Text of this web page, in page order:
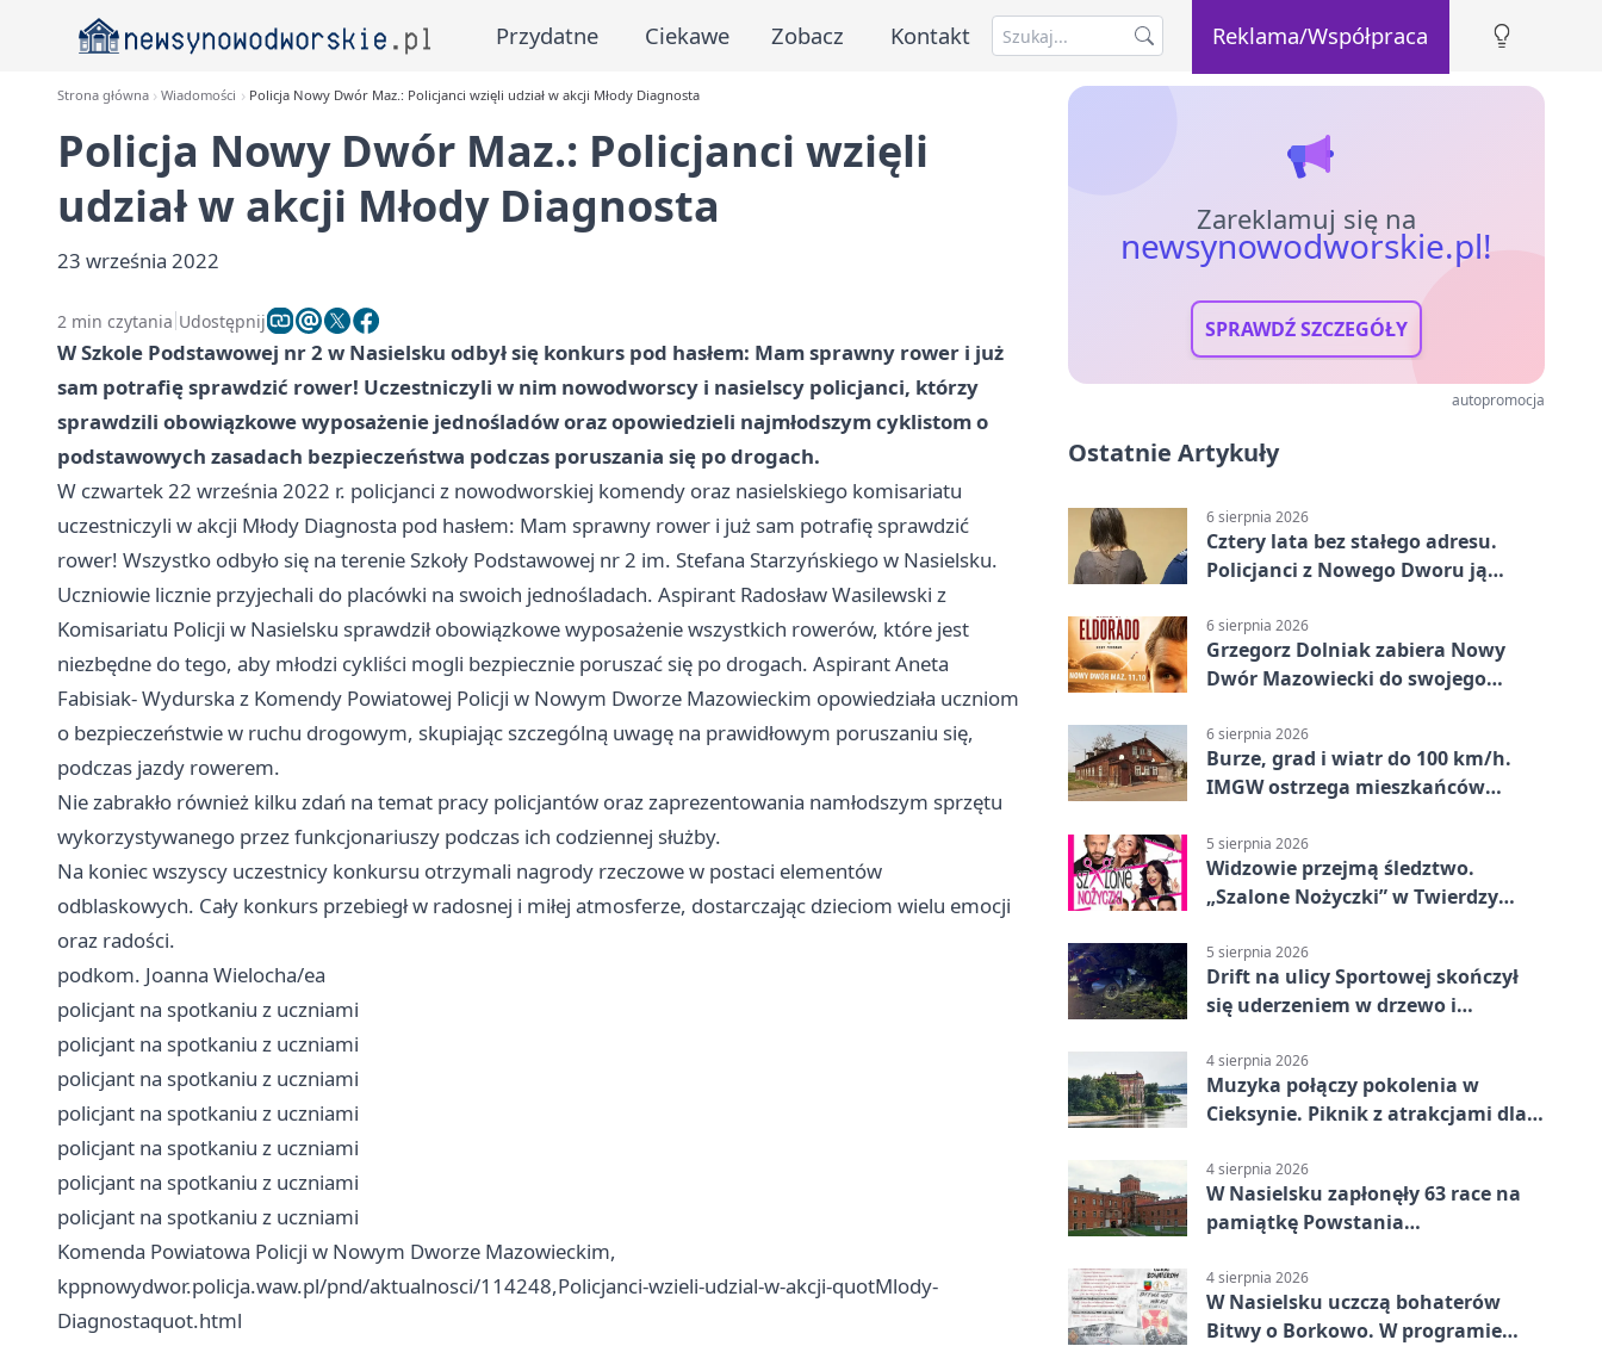
Przydatne Ciekawe Zobacz Kontakt Reklama/Współpraca
Strona główna Wiadomości Policja Nowy Dwór Maz.: Policjanci wzięli udział w akcji Młody Diagnosta
Policja Nowy Dwór Maz.: Policjanci wzięli
udział w akcji Młody Diagnosta
23 września 2022
2 min czytania Udostępnij
W Szkole Podstawowej nr 2 w Nasielsku odbył się konkurs pod hasłem: Mam sprawny rower i już
sam potrafię sprawdzić rower! Uczestniczyli w nim nowodworscy i nasielscy policjanci, którzy
sprawdzili obowiązkowe wyposażenie jednośladów oraz opowiedzieli najmłodszym cyklistom o
podstawowych zasadach bezpieczeństwa podczas poruszania się po drogach.
W czwartek 22 września 2022 r. policjanci z nowodworskiej komendy oraz nasielskiego komisariatu
uczestniczyli w akcji Młody Diagnosta pod hasłem: Mam sprawny rower i już sam potrafię sprawdzić
rower! Wszystko odbyło się na terenie Szkoły Podstawowej nr 2 im. Stefana Starzyńskiego w Nasielsku.
Uczniowie licznie przyjechali do placówki na swoich jednośladach. Aspirant Radosław Wasilewski z
Komisariatu Policji w Nasielsku sprawdził obowiązkowe wyposażenie wszystkich rowerów, które jest
niezbędne do tego, aby młodzi cykliści mogli bezpiecznie poruszać się po drogach. Aspirant Aneta
Fabisiak- Wydurska z Komendy Powiatowej Policji w Nowym Dworze Mazowieckim opowiedziała uczniom
o bezpieczeństwie w ruchu drogowym, skupiając szczególną uwagę na prawidłowym poruszaniu się,
podczas jazdy rowerem.
Nie zabrakło również kilku zdań na temat pracy policjantów oraz zaprezentowania namłodszym sprzętu
wykorzystywanego przez funkcjonariuszy podczas ich codziennej służby.
Na koniec wszyscy uczestnicy konkursu otrzymali nagrody rzeczowe w postaci elementów
odblaskowych. Cały konkurs przebiegł w radosnej i miłej atmosferze, dostarczając dzieciom wielu emocji
oraz radości.
podkom. Joanna Wielocha/ea
policjant na spotkaniu z uczniami
policjant na spotkaniu z uczniami
policjant na spotkaniu z uczniami
policjant na spotkaniu z uczniami
policjant na spotkaniu z uczniami
policjant na spotkaniu z uczniami
policjant na spotkaniu z uczniami
Komenda Powiatowa Policji w Nowym Dworze Mazowieckim,
kppnowydwor.policja.waw.pl/pnd/aktualnosci/114248,Policjanci-wzieli-udzial-w-akcji-quotMlody-
Diagnostaquot.html
Zareklamuj się na
newsynowodworskie.pl!
SPRAWDŹ SZCZEGÓŁY
autopromocja
Ostatnie Artykuły
6 sierpnia 2026
Cztery lata bez stałego adresu.
Policjanci z Nowego Dworu ją
6 sierpnia 2026
Grzegorz Dolniak zabiera Nowy
Dwór Mazowiecki do swojego
6 sierpnia 2026
Burze, grad i wiatr do 100 km/h.
IMGW ostrzega mieszkańców
5 sierpnia 2026
Widzowie przejmą śledztwo.
„Szalone Nożyczki” w Twierdzy
5 sierpnia 2026
Drift na ulicy Sportowej skończył
się uderzeniem w drzewo i
4 sierpnia 2026
Muzyka połączy pokolenia w
Cieksynie. Piknik z atrakcjami dla
4 sierpnia 2026
W Nasielsku zapłonęły 63 race na
pamiątkę Powstania
4 sierpnia 2026
W Nasielsku uczczą bohaterów
Bitwy o Borkowo. W programie